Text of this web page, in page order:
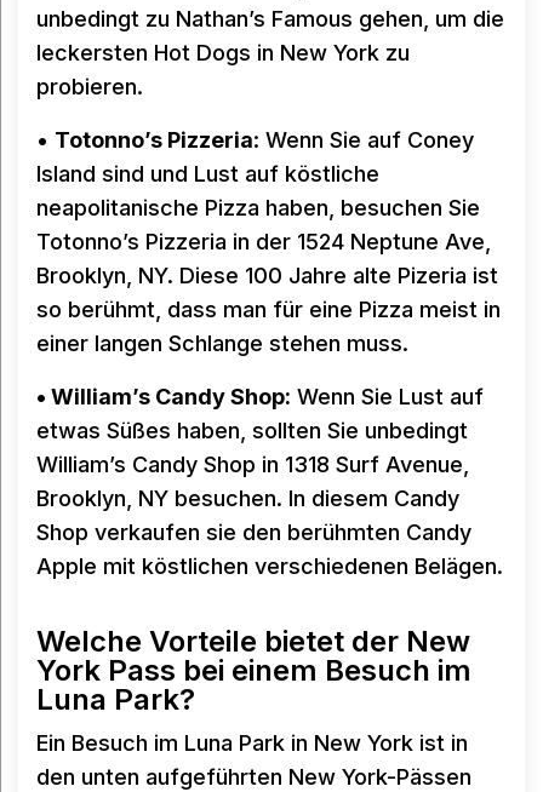
unbedingt zu Nathan’s Famous gehen, um die
leckersten Hot Dogs in New York zu
probieren.
• Totonno’s Pizzeria: Wenn Sie auf Coney
Island sind und Lust auf köstliche
neapolitanische Pizza haben, besuchen Sie
Totonno’s Pizzeria in der 1524 Neptune Ave,
Brooklyn, NY. Diese 100 Jahre alte Pizeria ist
so berühmt, dass man für eine Pizza meist in
einer langen Schlange stehen muss.
• William’s Candy Shop: Wenn Sie Lust auf
etwas Süßes haben, sollten Sie unbedingt
William’s Candy Shop in 1318 Surf Avenue,
Brooklyn, NY besuchen. In diesem Candy
Shop verkaufen sie den berühmten Candy
Apple mit köstlichen verschiedenen Belägen.
Welche Vorteile bietet der New
York Pass bei einem Besuch im
Luna Park?
Ein Besuch im Luna Park in New York ist in
den unten aufgeführten New York-Pässen